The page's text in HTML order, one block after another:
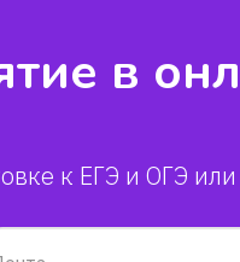
в
к ЕГЭ и ОГЭ